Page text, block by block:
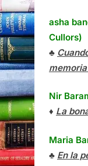
asha
Cullors)
♣
Nir
♦ La
Maria
♣ En la